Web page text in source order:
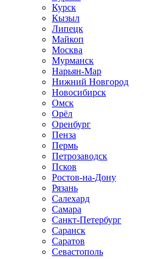
Курск
Кызыл
Липецк
Майкоп
Москва
Мурманск
Нарьян-Мар
Нижний Новгород
Новосибирск
Омск
Орёл
Оренбург
Пенза
Пермь
Петрозаводск
Псков
Ростов-на-Дону
Рязань
Салехард
Самара
Санкт-Петербург
Саранск
Саратов
Севастополь